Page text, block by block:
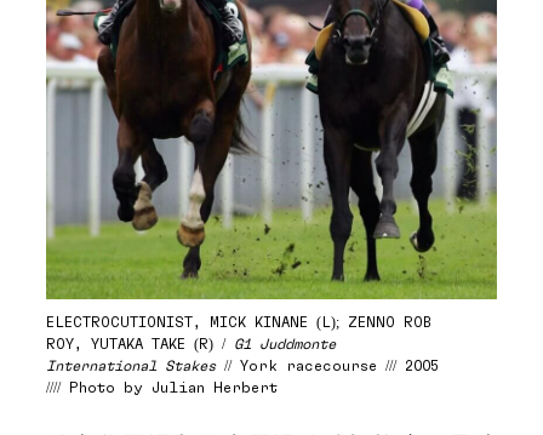
ELECTROCUTIONIST, MICK KINANE (L); ZENNO ROB
ROY, YUTAKA TAKE (R) / G1 Juddmonte
International Stakes// York racecourse /// 2005
//// Photo by Julian Herbert